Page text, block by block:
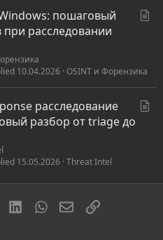
я
пошаговый
расследовании
OSINT и Форензика
10.04.2026
я
расследование
разбор от triage до
Threat Intel
15.05.2026
LinkedInWhatsAppЭлектронная
Ссылка